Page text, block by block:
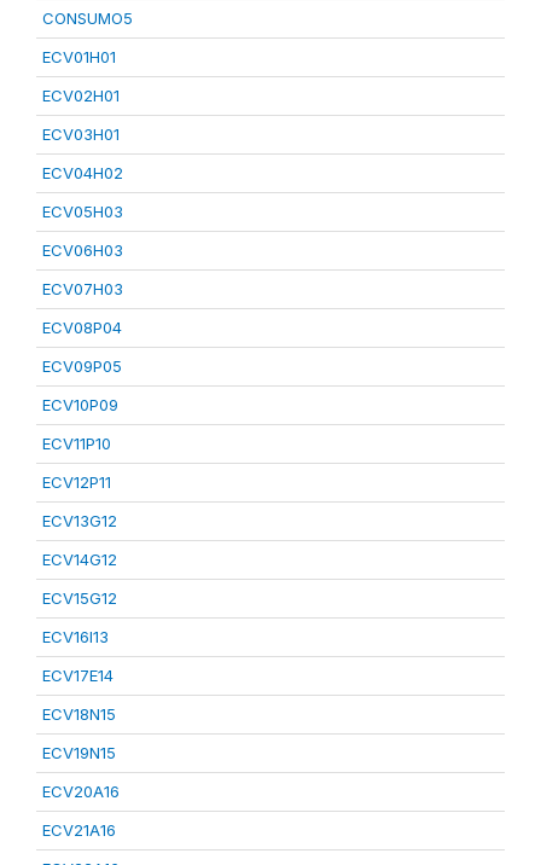
CONSUMO5
ECV01H01
ECV02H01
ECV03H01
ECV04H02
ECV05H03
ECV06H03
ECV07H03
ECV08P04
ECV09P05
ECV10P09
ECV11P10
ECV12P11
ECV13G12
ECV14G12
ECV15G12
ECV16I13
ECV17E14
ECV18N15
ECV19N15
ECV20A16
ECV21A16